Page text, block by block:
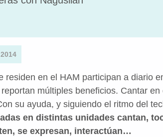
residen en el HAM participan a diario
múltiples beneficios. Cantar
su ayuda, y siguiendo el ritmo del
en distintas unidades cantan,
se expresan, interactúan…